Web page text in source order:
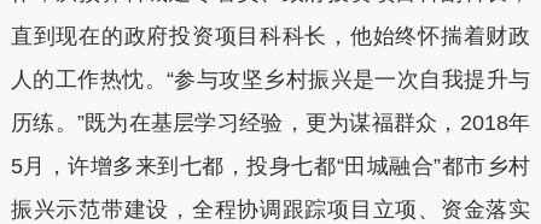
直到现在的政府投资项目科科长，他始终怀揣着财政
人的工作热忱。“参与攻坚乡村振兴是一次自我提升与
历练。”既为在基层学习经验，更为谋福群众，2018年
5月，许增多来到七都，投身七都“田城融合”都市乡村
振兴示范带建设，全程协调跟踪项目立项、资金落实